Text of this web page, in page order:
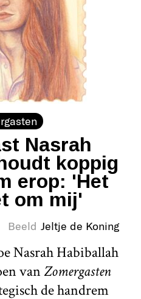
Nasrah
koppig
erop: 'Het
om mij'
Beeld Jeltje de Koning
Nasrah Habiballah
vanZomergasten
de handrem